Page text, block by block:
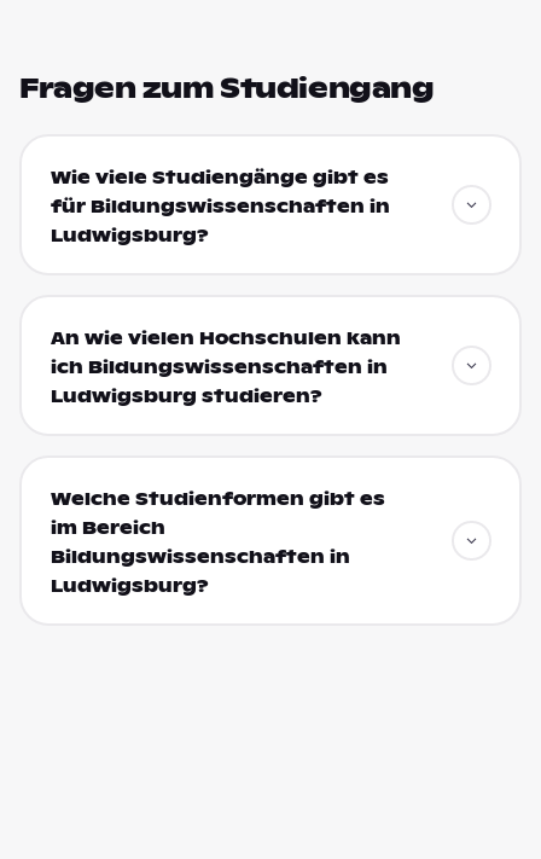
Fragen zum Studiengang
Wie viele Studiengänge gibt es
für Bildungswissenschaften in
Ludwigsburg?
An wie vielen Hochschulen kann
ich Bildungswissenschaften in
Ludwigsburg studieren?
Welche Studienformen gibt es
im Bereich
Bildungswissenschaften in
Ludwigsburg?